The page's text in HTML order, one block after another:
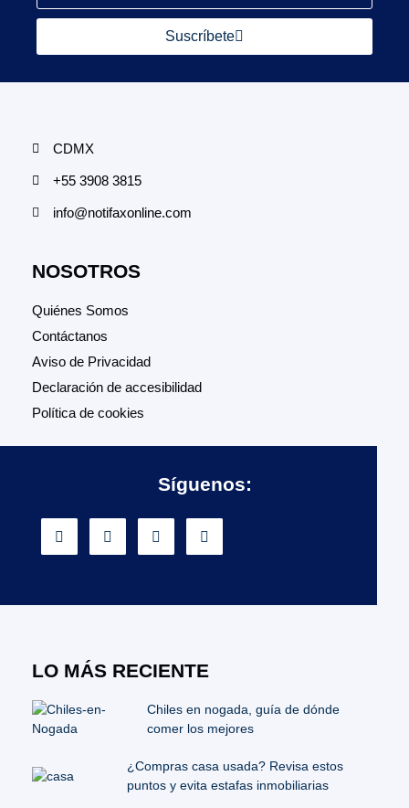
Suscríbete
CDMX
+55 3908 3815
info@notifaxonline.com
NOSOTROS
Quiénes Somos
Contáctanos
Aviso de Privacidad
Declaración de accesibilidad
Política de cookies
Síguenos:
LO MÁS RECIENTE
Chiles en nogada, guía de dónde
comer los mejores
¿Compras casa usada? Revisa estos
puntos y evita estafas inmobiliarias